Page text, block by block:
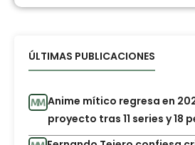
ÚLTIMAS PUBLICACIONES
Anime mítico regresa en
proyecto tras 11 series y 18